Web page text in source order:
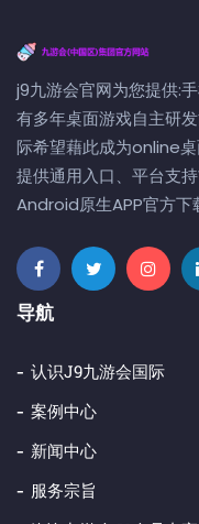
j9九游会官网为您提供:
有多年桌面游戏自主研
际希望藉此成为online
提供通用入口、平台支
Android原生APP官方下
导航
认识j9九游会国际
案例中心
新闻中心
服务宗旨